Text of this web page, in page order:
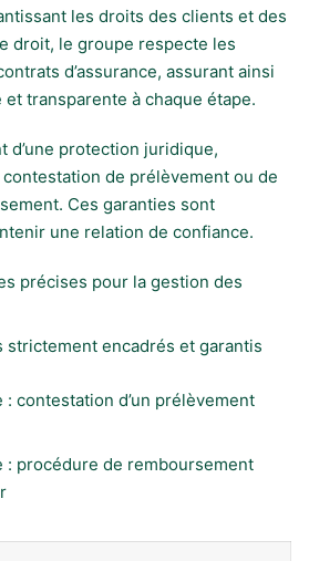
les droits des clients et des
droit, le groupe respecte les
d’assurance, assurant ainsi
transparente à chaque étape.
d’une protection juridique,
de prélèvement ou de
Ces garanties sont
une relation de confiance.
précises pour la gestion des
strictement encadrés et garantis
: contestation d’un prélèvement
: procédure de remboursement